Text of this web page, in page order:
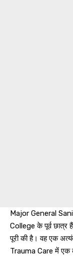
Major General
College के पूर्व छात्र
पूरी की है। वह एक
Trauma Care में एक